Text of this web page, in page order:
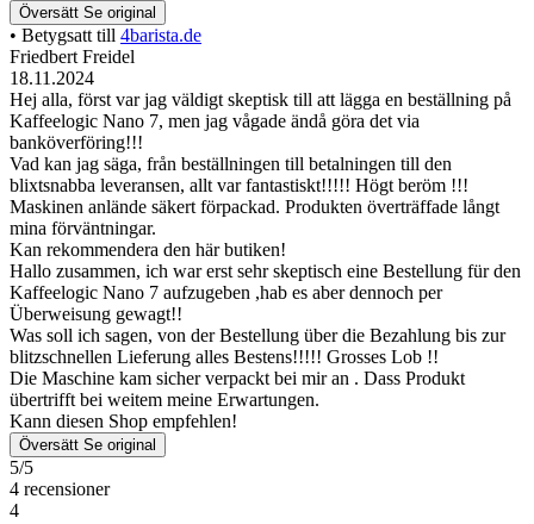
Översätt Se original
• Betygsatt till 4barista.de
Friedbert Freidel
18.11.2024
Hej alla, först var jag väldigt skeptisk till att lägga en beställning på
Kaffeelogic Nano 7, men jag vågade ändå göra det via
banköverföring!!!
Vad kan jag säga, från beställningen till betalningen till den
blixtsnabba leveransen, allt var fantastiskt!!!!! Högt beröm !!!
Maskinen anlände säkert förpackad. Produkten överträffade långt
mina förväntningar.
Kan rekommendera den här butiken!
Hallo zusammen, ich war erst sehr skeptisch eine Bestellung für den
Kaffeelogic Nano 7 aufzugeben ,hab es aber dennoch per
Überweisung gewagt!!
Was soll ich sagen, von der Bestellung über die Bezahlung bis zur
blitzschnellen Lieferung alles Bestens!!!!! Grosses Lob !!
Die Maschine kam sicher verpackt bei mir an . Dass Produkt
übertrifft bei weitem meine Erwartungen.
Kann diesen Shop empfehlen!
Översätt Se original
5/5
4 recensioner
4